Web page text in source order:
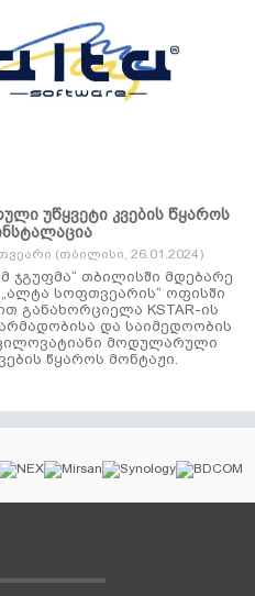
უწყვეტი კვების წყაროს
(თბილისი, 26.01.2024)
ჯგუფმა“ თბილისში მდებარე
„ალტა სოფთვეარის“ ოფისში
KSTAR-ის
და საიმედოობის
მოდულარული
წყაროს მონტაჟი.